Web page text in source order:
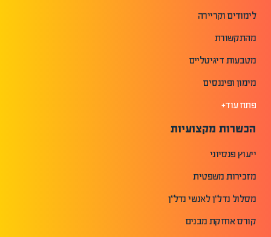
לימודים וקריירה
מהתקשורת
מטבעות דיגיטליים
מימון ופיננסים
פתח עוד+
הכשרות מקצועיות
ייעוץ פנסיוני
מזכירות משפטית
מסלול נדל"ן לאנשי נדל"ן
קורס אחזקת מבנים